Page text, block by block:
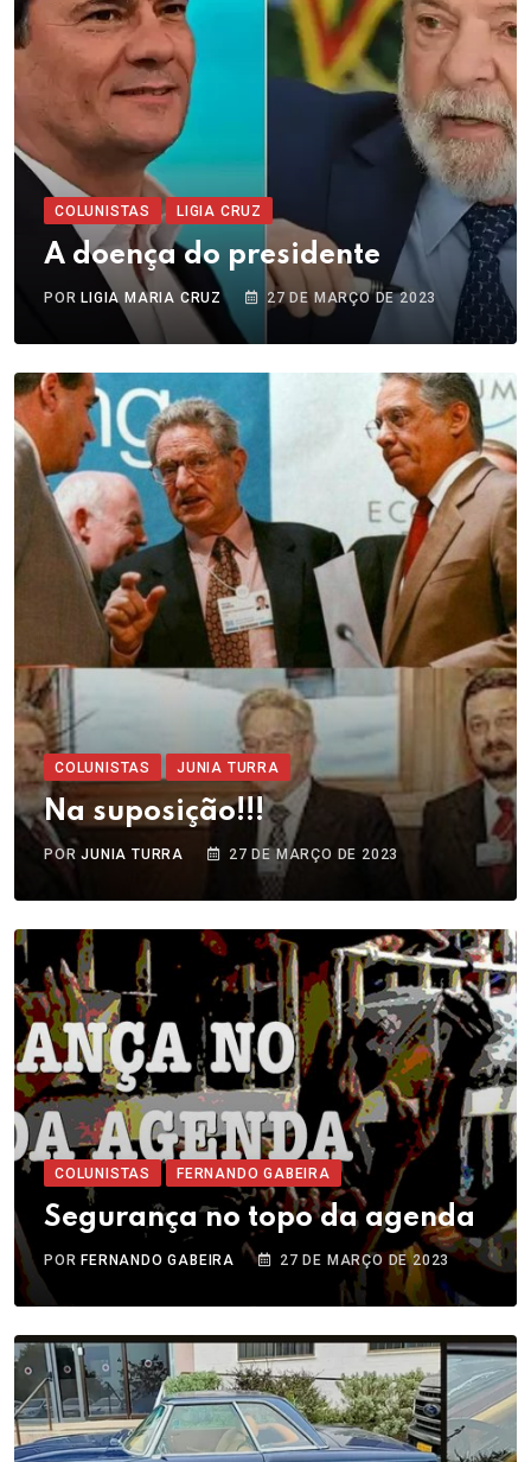
COLUNISTAS LIGIA CRUZ
A doença do presidente
POR LIGIA MARIA CRUZ 27 DE MARÇO DE 2023
COLUNISTAS JUNIA TURRA
Na suposição!!!
PORJUNIA TURRA 27 DE MARÇO DE 2023
COLUNISTAS FERNANDO GABEIRA
Segurança no topo da agenda
POR FERNANDO GABEIRA 27 DE MARÇO DE 2023